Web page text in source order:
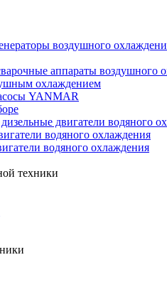
воздушного
аппараты воздушного
охлаждением
YANMAR
двигатели водяного
водяного охлаждения
водяного охлаждения
техники